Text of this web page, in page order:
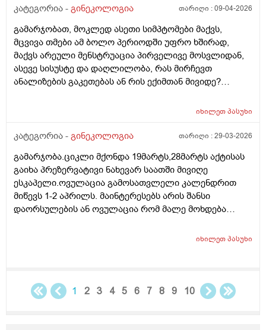
კატეგორია - გინეკოლოგია თარიღი :09-04-2026
გამარჯობათ, მოკლედ ასეთი სიმპტომები მაქვს,
მცვივა თმები ამ ბოლო პერიოდში უფრო ხშირად,
მაქვს არეული მენსტრუაცია პირველივე მოსვლიდან,
ასევე სისუსტე და დაღლილობა, რას მირჩევთ
ანალიზების გაკეთებას ან რის ექიმთან მივიდე?
იხილეთპასუხი
კატეგორია - გინეკოლოგია თარიღი :29-03-2026
გამარჯობა.ციკლი მქონდა 19მარტს,28მარტს აქტისას
გაიხა პრეზერვატივი ნახევარ საათში მივიღე
ესკაპელი.ოვულაცია გამოსათვლელი კალენდრით
მიწევს 1-2 აპრილს. მაინტერესებს არის შანსი
დაორსულების ან ოვულაცია რომ მალე მოხდება
კვებაზე მყავს ბავშვი ხშირდ ვერ ვთავაზობ და იქნებ
იხილეთპასუხი
1 2 3 4 5 6 7 8 9 10